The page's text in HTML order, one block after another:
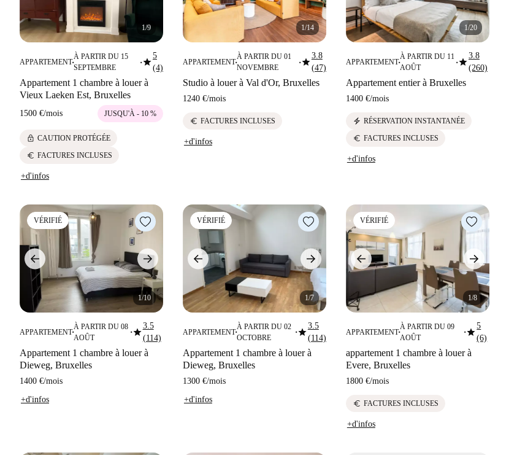
1/9
APPARTEMENT■
À PARTIR DU 15
SEPTEMBRE
■star5
(4)
Appartement 1 chambre à louer à
Vieux Laeken Est, Bruxelles
1500 €/mois JUSQU'À - 10 %
lock CAUTION PROTÉGÉE
euro FACTURES INCLUSES
+d'infos
1/14
APPARTEMENT■
À PARTIR DU 01
NOVEMBRE
■star3.8
(47)
Studio à louer à Val d'Or, Bruxelles
1240 €/mois
euro FACTURES INCLUSES
+d'infos
1/20
APPARTEMENT■
À PARTIR DU 11
AOÛT
■star3.8
(260)
Appartement entier à Bruxelles
1400 €/mois
electric_bolt RÉSERVATION INSTANTANÉE
euro FACTURES INCLUSES
+d'infos
VÉRIFIÉ
1/10
APPARTEMENT■
À PARTIR DU 08
AOÛT
■star3.5
(114)
Appartement 1 chambre à louer à
Dieweg, Bruxelles
1400 €/mois
+d'infos
VÉRIFIÉ
1/7
APPARTEMENT■
À PARTIR DU 02
OCTOBRE
■star3.5
(114)
Appartement 1 chambre à louer à
Dieweg, Bruxelles
1300 €/mois
+d'infos
VÉRIFIÉ
1/8
APPARTEMENT■
À PARTIR DU 09
AOÛT
■star5
(6)
appartement 1 chambre à louer à
Evere, Bruxelles
1800 €/mois
euro FACTURES INCLUSES
+d'infos